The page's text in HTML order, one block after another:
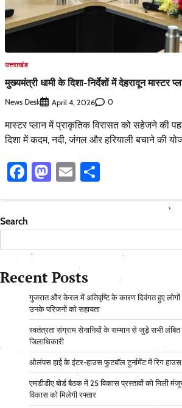
उत्तराखंड
मुख्यमंत्री धामी के दिशा-निर्देशों में देहरादून
News Desk April 4, 2026 0
मास्टर प्लान में प्राकृतिक विरासत को सहेजने की
दिशा में कदम, नदी, जंगल और हरियाली बचाने की
Facebook
Mastodon
Email
Search
Recent Posts
गुजरात और केरल में अतिवृष्टि के कारण दिवंगत हुए लोगों
उनके परिजनों को सहायता
स्वतंत्रता संग्राम सेनानियों के सम्मान से जुड़े सभी लंबित
जिलाधिकारी
ओलंपस हाई के इंटर-हाउस फुटबॉल टूर्नामेंट में रिग हाउस
एमडीडीए बोर्ड बैठक में 25 विकास प्रस्तावों को मिली
विकास को मिलेगी रफ्तार